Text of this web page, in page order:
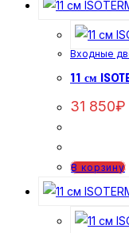
Входные
11 см
31 850₽
В корзину